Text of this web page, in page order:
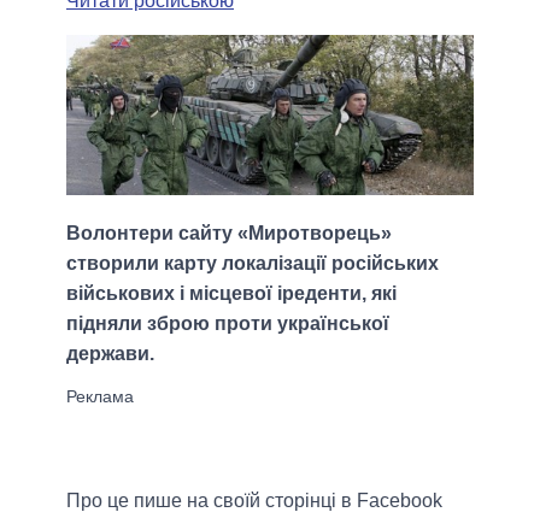
Волонтери сайту «Миротворець»
створили карту локалізації російських
військових і місцевої іреденти, які
підняли зброю проти української
держави.
Про це пише на своїй сторінці в Facebook